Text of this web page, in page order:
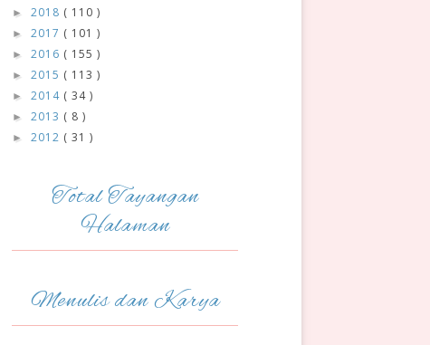
► 2018 ( 110 )
► 2017 ( 101 )
► 2016 ( 155 )
► 2015 ( 113 )
► 2014 ( 34 )
► 2013 ( 8 )
► 2012 ( 31 )
Total Tayangan
Halaman
Menulis dan Karya